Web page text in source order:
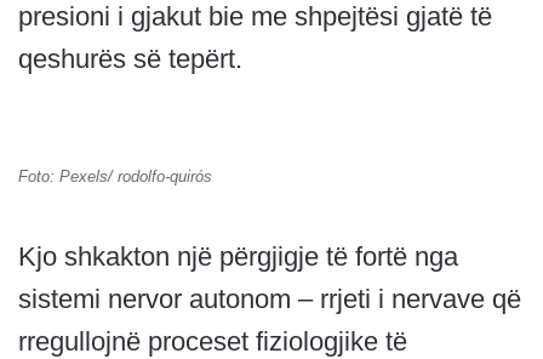
presioni i gjakut bie me shpejtësi gjatë të
qeshurës së tepërt.
Foto: Pexels/ rodolfo-quirós
Kjo shkakton një përgjigje të fortë nga
sistemi nervor autonom – rrjeti i nervave që
rregullojnë proceset fiziologjike të